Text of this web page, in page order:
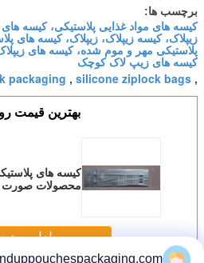
برچسب ها:
کیسه های مواد غذایی پلاستیکی، کیسه
زیپلاک، کیسه زیپلاک، زیپلاک، کیسه های
پلاستیکی مهر و موم شده، کیسه های
کیسه های زیپ لاک کوچک
,
silicone ziplock bags
,
packaging
بهترين قيمت
محصولات
ادامه